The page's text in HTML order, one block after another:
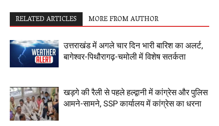
RELATED ARTICLES MORE FROM AUTHOR
उत्तराखंड में अगले चार दिन भारी बारिश का अलर्ट,
बागेश्वर-पिथौरागढ़-चमोली में विशेष सतर्कता
खड़गे की रैली से पहले हल्द्वानी में कांग्रेस और पुलिस
आमने-सामने, SSP कार्यालय में कांग्रेस का धरना